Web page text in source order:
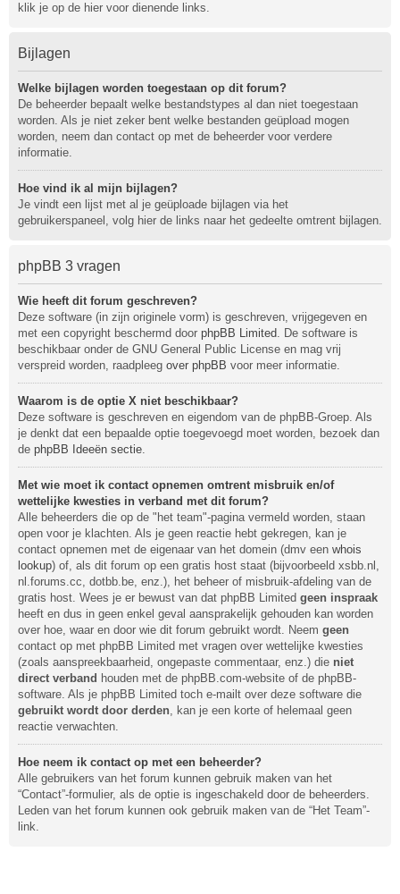
klik je op de hier voor dienende links.
Bijlagen
Welke bijlagen worden toegestaan op dit forum?
De beheerder bepaalt welke bestandstypes al dan niet toegestaan
worden. Als je niet zeker bent welke bestanden geüpload mogen
worden, neem dan contact op met de beheerder voor verdere
informatie.
Hoe vind ik al mijn bijlagen?
Je vindt een lijst met al je geüploade bijlagen via het
gebruikerspaneel, volg hier de links naar het gedeelte omtrent bijlagen.
phpBB 3 vragen
Wie heeft dit forum geschreven?
Deze software (in zijn originele vorm) is geschreven, vrijgegeven en
met een copyright beschermd door phpBB Limited. De software is
beschikbaar onder de GNU General Public License en mag vrij
verspreid worden, raadpleeg over phpBB voor meer informatie.
Waarom is de optie X niet beschikbaar?
Deze software is geschreven en eigendom van de phpBB-Groep. Als
je denkt dat een bepaalde optie toegevoegd moet worden, bezoek dan
de phpBB Ideeën sectie.
Met wie moet ik contact opnemen omtrent misbruik en/of
wettelijke kwesties in verband met dit forum?
Alle beheerders die op de "het team"-pagina vermeld worden, staan
open voor je klachten. Als je geen reactie hebt gekregen, kan je
contact opnemen met de eigenaar van het domein (dmv een whois
lookup) of, als dit forum op een gratis host staat (bijvoorbeeld xsbb.nl,
nl.forums.cc, dotbb.be, enz.), het beheer of misbruik-afdeling van de
gratis host. Wees je er bewust van dat phpBB Limited geen inspraak
heeft en dus in geen enkel geval aansprakelijk gehouden kan worden
over hoe, waar en door wie dit forum gebruikt wordt. Neem geen
contact op met phpBB Limited met vragen over wettelijke kwesties
(zoals aanspreekbaarheid, ongepaste commentaar, enz.) die niet
direct verband houden met de phpBB.com-website of de phpBB-
software. Als je phpBB Limited toch e-mailt over deze software die
gebruikt wordt door derden, kan je een korte of helemaal geen
reactie verwachten.
Hoe neem ik contact op met een beheerder?
Alle gebruikers van het forum kunnen gebruik maken van het
“Contact”-formulier, als de optie is ingeschakeld door de beheerders.
Leden van het forum kunnen ook gebruik maken van de “Het Team”-
link.